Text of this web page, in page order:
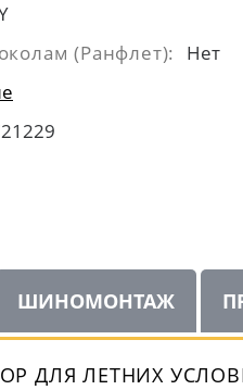
(Ранфлет):
Нет
ШИНОМОНТАЖ
ДЛЯ ЛЕТНИХ